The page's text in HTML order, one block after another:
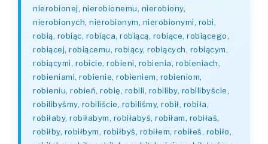
nierobionej, nierobionemu, nierobiony,
nierobionych, nierobionym, nierobionymi, robi,
robią, robiąc, robiąca, robiącą, robiące, robiącego,
robiącej, robiącemu, robiący, robiących, robiącym,
robiącymi, robicie, robieni, robienia, robieniach,
robieniami, robienie, robieniem, robieniom,
robieniu, robień, robię, robili, robiliby, robilibyście,
robilibyśmy, robiliście, robiliśmy, robił, robiła,
robiłaby, robiłabym, robiłabyś, robiłam, robiłaś,
robiłby, robiłbym, robiłbyś, robiłem, robiłeś, robiło,